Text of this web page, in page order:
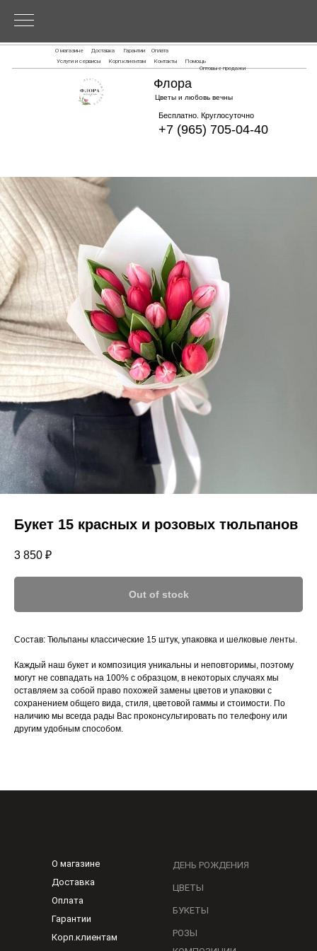
О магазине Доставка Оплата
Гарантии
Корп.клиентам
Услуги и сервисы Контакты
Помощь
Оптовые продажи
Флора
Цветы и любовь вечны
Бесплатно. Круглосуточно
+7 (965) 705-04-40
Букет 15 красных и розовых тюльпанов
3 850 ₽
Out of stock
Состав: Тюльпаны классические 15 штук, упаковка и шелковые ленты.
Каждый наш букет и композиция уникальны и неповторимы, поэтому
могут не совпадать на 100% с образцом, в некоторых случаях мы
оставляем за собой право похожей замены цветов и упаковки с
сохранением общего вида, стиля, цветовой гаммы и стоимости. По
наличию мы всегда рады Вас проконсультировать по телефону или
другим удобным способом.
О магазине
Оплата
Доставка
Гарантии
Корп.клиентам
ДЕНЬ РОЖДЕНИЯ
ЦВЕТЫ
БУКЕТЫ
РОЗЫ